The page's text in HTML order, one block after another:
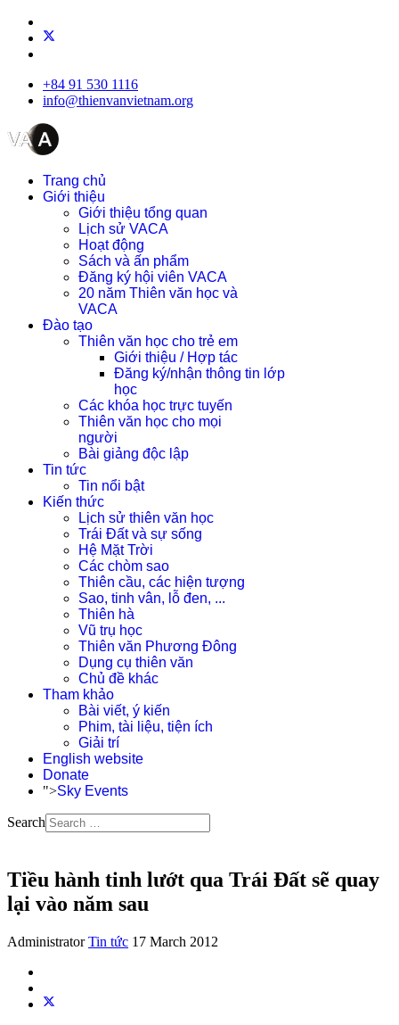
+84 91 530 1116
info@thienvanvietnam.org
Trang chủ
Giới thiệu
Giới thiệu tổng quan
Lịch sử VACA
Hoạt động
Sách và ấn phẩm
Đăng ký hội viên VACA
20 năm Thiên văn học và
VACA
Đào tạo
Thiên văn học cho trẻ em
Giới thiệu / Hợp tác
Đăng ký/nhận thông tin lớp
học
Các khóa học trực tuyến
Thiên văn học cho mọi
người
Bài giảng độc lập
Tin tức
Tin nổi bật
Kiến thức
Lịch sử thiên văn học
Trái Đất và sự sống
Hệ Mặt Trời
Các chòm sao
Thiên cầu, các hiện tượng
Sao, tinh vân, lỗ đen, ...
Thiên hà
Vũ trụ học
Thiên văn Phương Đông
Dụng cụ thiên văn
Chủ đề khác
Tham khảo
Bài viết, ý kiến
Phim, tài liệu, tiện ích
Giải trí
English website
Donate
">Sky Events
Search
Tiều hành tinh lướt qua Trái Đất sẽ quay
lại vào năm sau
Administrator Tin tức 17 March 2012